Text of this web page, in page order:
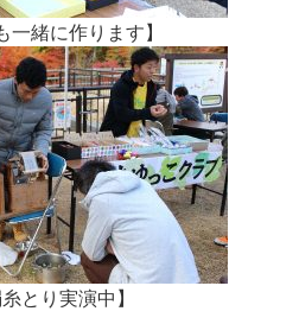
一緒に作ります】
糸とり実演中】